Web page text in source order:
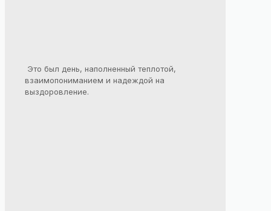
Это был день, наполненный теплотой,
взаимопониманием и надеждой на
выздоровление.